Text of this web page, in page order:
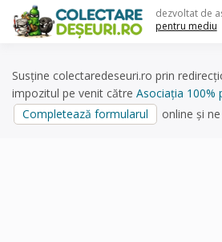
content
dezvoltat de
pentru mediu
Susține colectaredeseuri.ro prin
impozitul pe venit către Asociația 100%
Completează formularul
online și